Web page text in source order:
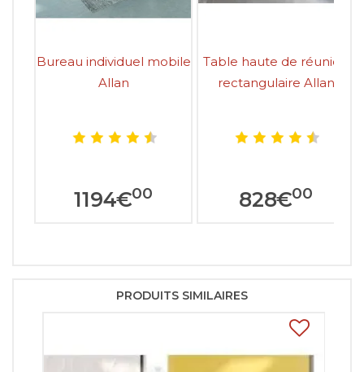
Bureau individuel mobile
Allan
1194€00
Table haute de réunion
rectangulaire Allan
828€00
PRODUITS SIMILAIRES